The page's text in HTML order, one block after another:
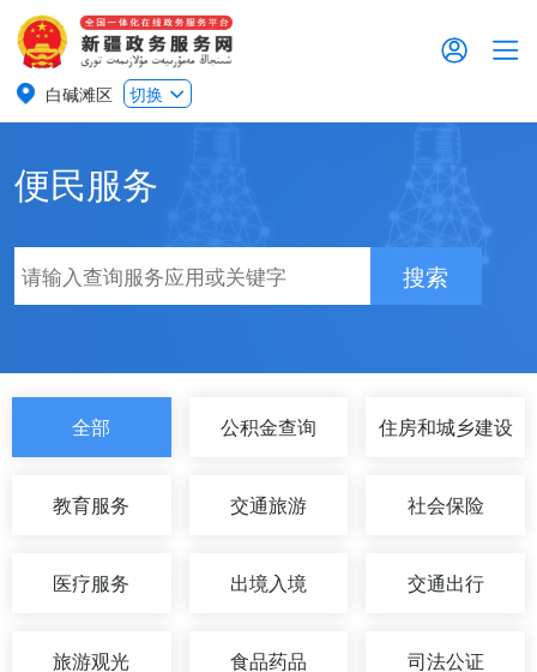
白碱滩区 切换
便民服务
搜索
全部 公积金查询 住房和城乡建设
教育服务 交通旅游 社会保险
医疗服务 出境入境 交通出行
旅游观光 食品药品 司法公证